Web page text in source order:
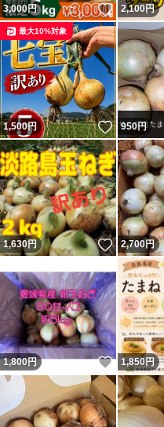
3,000円 いいね！
2,100円
1,500円 いいね！
最大10%対象
950円
1,630円 いいね！
2,700円
1,800円 いいね！
1,850 円